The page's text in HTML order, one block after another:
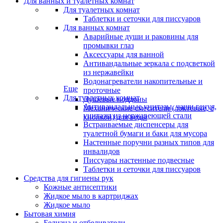
Для туалетных комнат
Таблетки и сеточки для писсуаров
Для ванных комнат
Аварийные души и раковины для
промывки глаз
Аксессуары для ванной
Антивандальные зеркала с подсветкой
из нержавейки
Водонагреватели накопительные и
проточные
Душевые поддоны
Механические смесители (локтевые, с
кнопкой) для воды
Еще
Для туалетных комнат
Антивандальные унитазы, чаши генуя,
унитазы из нержавеющей стали
Встраиваемые диспенсеры для
туалетной бумаги и баки для мусора
Настенные поручни разных типов для
инвалидов
Писсуары настенные подвесные
Таблетки и сеточки для писсуаров
Средства для гигиены рук
Кожные антисептики
Жидкое мыло в картриджах
Жидкое мыло
Бытовая химия